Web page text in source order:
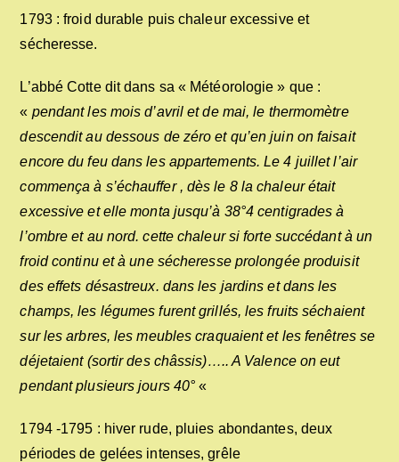
1793 : froid durable puis chaleur excessive et
sécheresse.
L’abbé Cotte dit dans sa « Météorologie » que :
« pendant les mois d’avril et de mai, le thermomètre
descendit au dessous de zéro et qu’en juin on faisait
encore du feu dans les appartements. Le 4 juillet l’air
commença à s’échauffer , dès le 8 la chaleur était
excessive et elle monta jusqu’à 38°4 centigrades à
l’ombre et au nord. cette chaleur si forte succédant à un
froid continu et à une sécheresse prolongée produisit
des effets désastreux. dans les jardins et dans les
champs, les légumes furent grillés, les fruits séchaient
sur les arbres, les meubles craquaient et les fenêtres se
déjetaient (sortir des châssis)….. A Valence on eut
pendant plusieurs jours 40° «
1794 -1795 : hiver rude, pluies abondantes, deux
périodes de gelées intenses, grêle